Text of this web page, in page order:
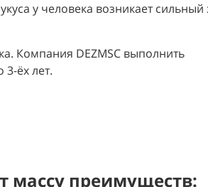
у человека возникает сильный
Компания DEZMSC выполнить
ёх лет.
массу преимуществ: